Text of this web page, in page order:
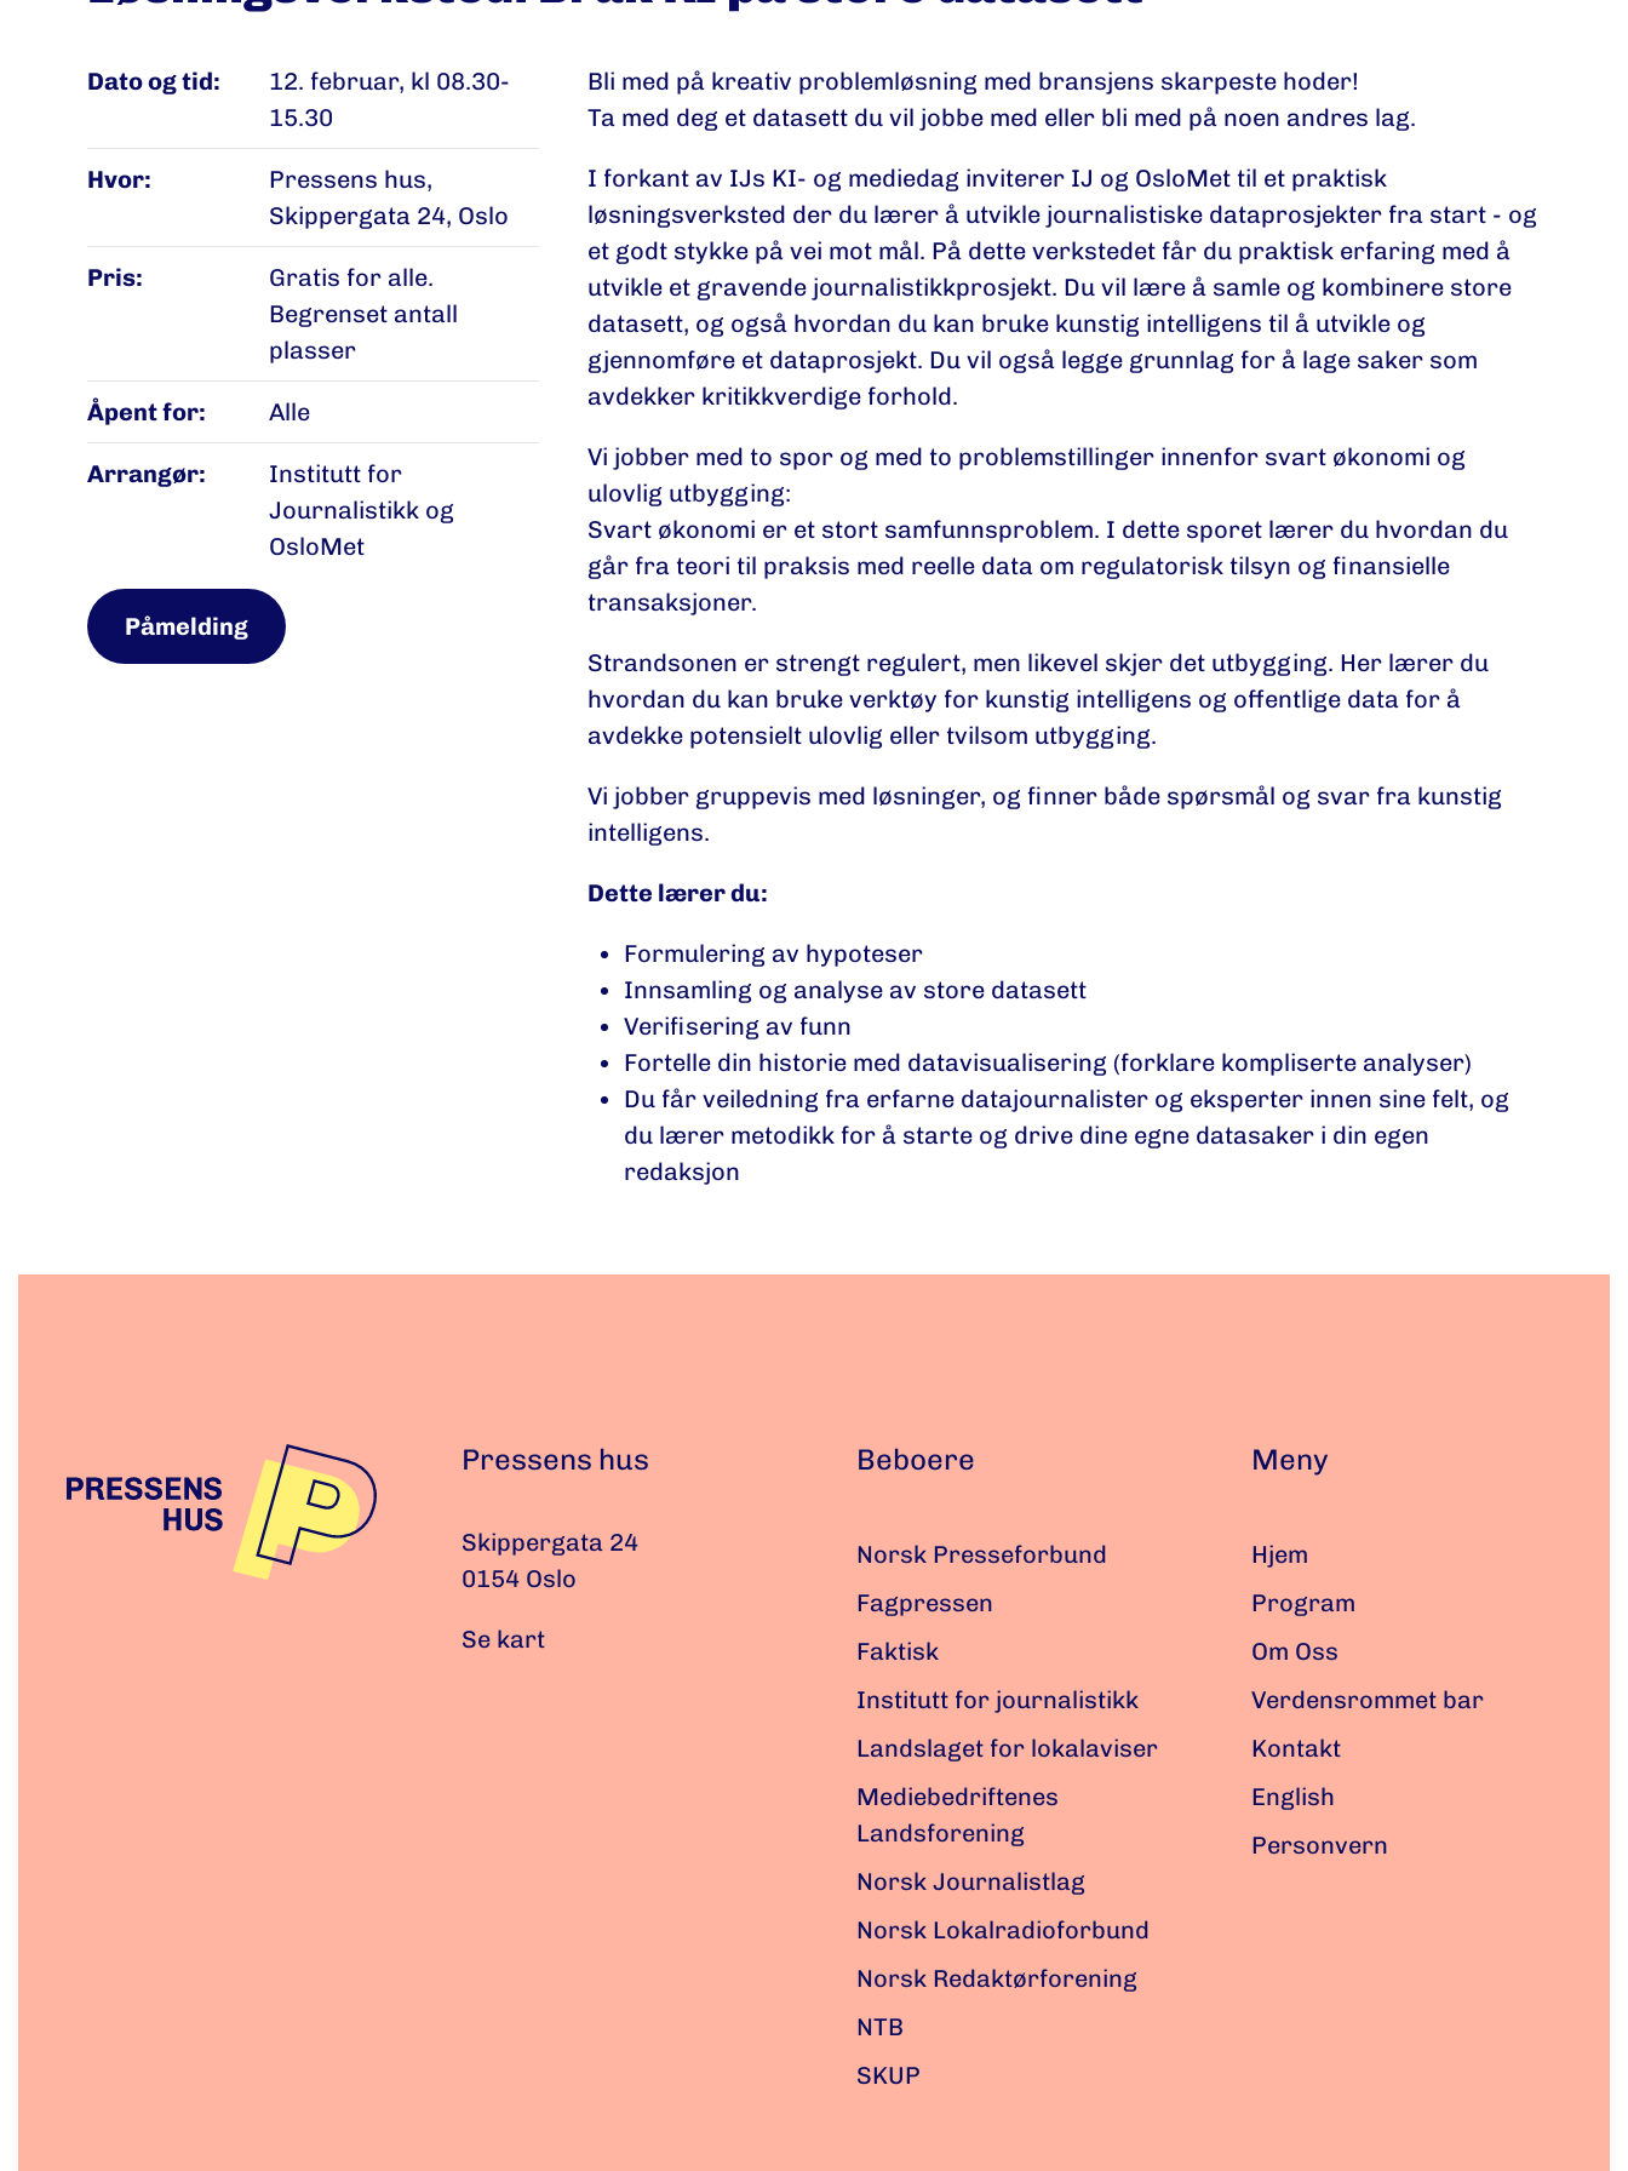
Dato og tid:
12. februar, kl 08.30-
15.30
Hvor:
Pressens hus,
Skippergata 24, Oslo
Pris:
Gratis for alle.
Begrenset antall
plasser
Åpent for: Alle
Arrangør:
Institutt for
Journalistikk og
OsloMet
Påmelding
Bli med på kreativ problemløsning med bransjens skarpeste hoder!
Ta med deg et datasett du vil jobbe med eller bli med på noen andres lag.
I forkant av IJs KI- og mediedag inviterer IJ og OsloMet til et praktisk
løsningsverksted der du lærer å utvikle journalistiske dataprosjekter fra start ­- og
et godt stykke på vei mot mål. På dette verkstedet får du praktisk erfaring med å
utvikle et gravende journalistikkprosjekt. Du vil lære å samle og kombinere store
datasett, og også hvordan du kan bruke kunstig intelligens til å utvikle og
gjennomføre et dataprosjekt. Du vil også legge grunnlag for å lage saker som
avdekker kritikkverdige forhold.
Vi jobber med to spor og med to problemstillinger innenfor svart økonomi og
ulovlig utbygging:
Svart økonomi er et stort samfunnsproblem. I dette sporet lærer du hvordan du
går fra teori til praksis med reelle data om regulatorisk tilsyn og finansielle
transaksjoner.
Strandsonen er strengt regulert, men likevel skjer det utbygging. Her lærer du
hvordan du kan bruke verktøy for kunstig intelligens og offentlige data for å
avdekke potensielt ulovlig eller tvilsom utbygging.
Vi jobber gruppevis med løsninger, og finner både spørsmål og svar fra kunstig
intelligens.
Dette lærer du:
Formulering av hypoteser
Innsamling og analyse av store datasett
Verifisering av funn
Fortelle din historie med datavisualisering (forklare kompliserte analyser)
Du får veiledning fra erfarne datajournalister og eksperter innen sine felt, og
du lærer metodikk for å starte og drive dine egne datasaker i din egen
redaksjon
Pressens hus
Skippergata 24
0154 Oslo
Se kart
Beboere
Norsk Presseforbund
Fagpressen
Faktisk
Institutt for journalistikk
Landslaget for lokalaviser
Mediebedriftenes
Landsforening
Norsk Journalistlag
Norsk Lokalradioforbund
Norsk Redaktørforening
NTB
SKUP
Meny
Hjem
Program
Om Oss
Verdensrommet bar
Kontakt
English
Personvern